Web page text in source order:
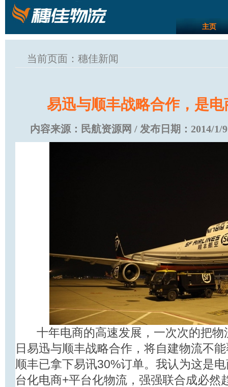
主页
当前页面：穗佳新闻
易迅与顺丰战略合作，是
内容来源： 民航资源网 / 发布日期： 2014/1/
十年电商的高速发展，一次次的把物
日易迅与顺丰战略合作，将自建物流不
顺丰已拿下易讯30%订单。我认为这是
台化电商+平台化物流，强强联合成必然